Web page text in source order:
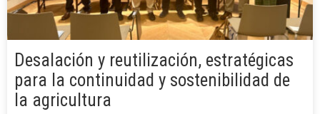
Desalación y reutilización, estratégicas
para la continuidad y sostenibilidad de
la agricultura